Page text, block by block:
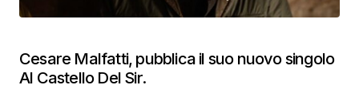
Cesare Malfatti, pubblica il suo nuovo singolo
Al Castello Del Sir.